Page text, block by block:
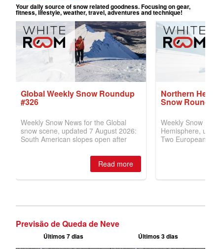
Previsão de Queda de Neve
Últimos 7 dias Últimos 3 dias